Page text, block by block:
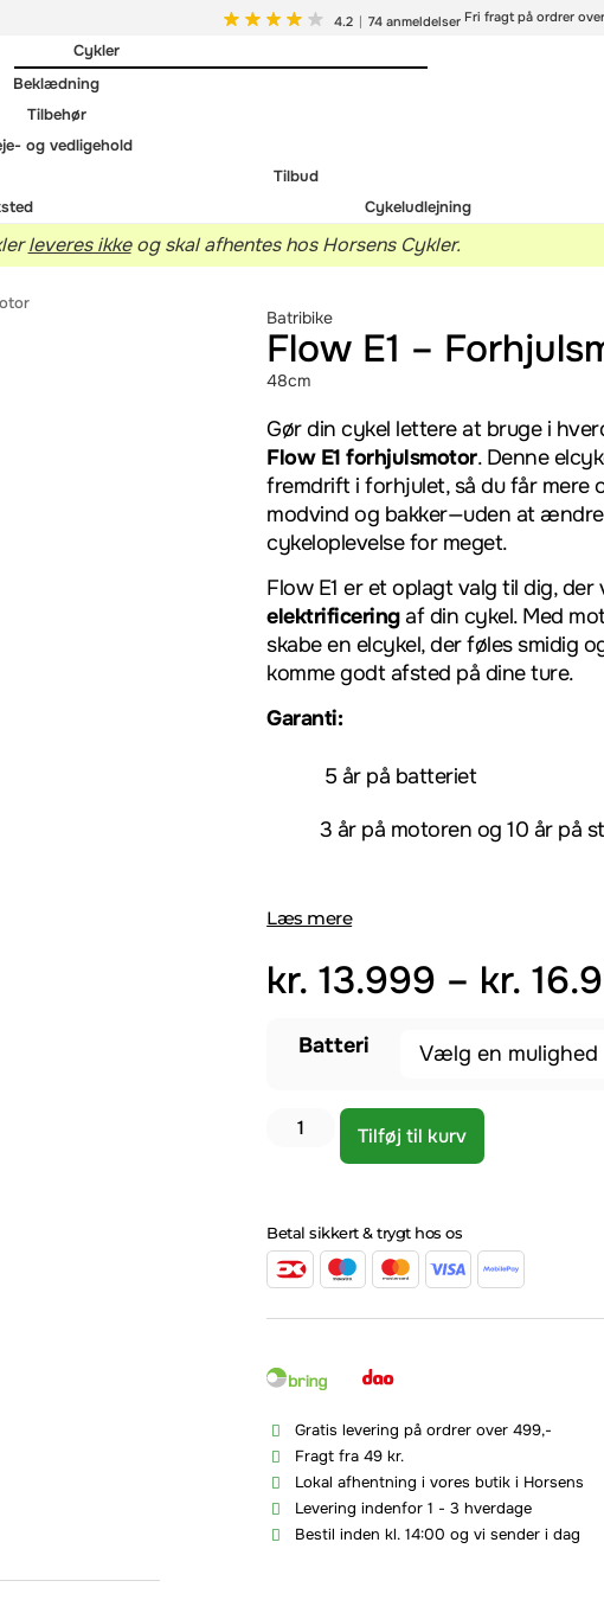
4.2 74 anmeldelser Fri fragt på ordrer
Cykler
Beklædning
Tilbehør
og vedligehold
Tilbud
Cykeludlejning
leveres ikkeog skal afhentes hos Horsens Cykler.
Batribike
Flow E1 –
48cm
Gør din cykel lettere at bruge i
Flow E1 forhjulsmotor. Denne
fremdrift i forhjulet, så du får mere
modvind og bakker—uden at
cykeloplevelse for meget.
Flow E1 er et oplagt valg til dig, der
elektrificeringaf din cykel. Med
skabe en elcykel, der føles smidig
komme godt afsted på dine ture.
Garanti:
5 år på batteriet
3 år på motoren og 10 år på
Læs mere
kr. 13.999 – kr.
Batteri
Tilføj til kurv
Betal sikkert & trygt hos os
Gratis levering på ordrer over 499,-
Fragt fra 49 kr.
Lokal afhentning i vores butik i Horsens
Levering indenfor 1 - 3 hverdage
Bestil inden kl. 14:00 og vi sender i dag